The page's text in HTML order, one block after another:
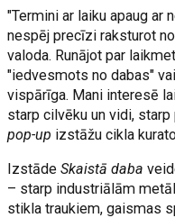
"Termini ar laiku apaug ar
nespēj precīzi raksturot
valoda. Runājot par
"iedvesmots no dabas"
vispārīga. Mani interesē
starp cilvēku un vidi,
pop-up izstāžu cikla
IzstādeSkaistā daba
– starp industriālām
stikla traukiem, gaismas